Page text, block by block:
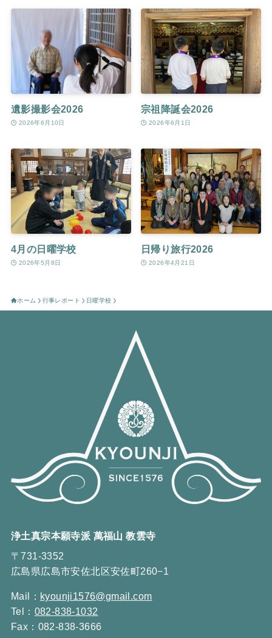
遺影撮影会2026
2026年6月10日
宗祖降誕会2026
2026年6月1日
4月の日曜学校
2026年5月8日
日帰り旅行2026
2026年4月21日
ホーム 行事レポート 日曜学校
浄土真宗本願寺派 萬福山 教雲寺
〒731-3352
広島県広島市安佐北区安佐町260−1
Mail： kyounji1576@gmail.com
Tel： 082-838-1032
Fax：082-838-3666